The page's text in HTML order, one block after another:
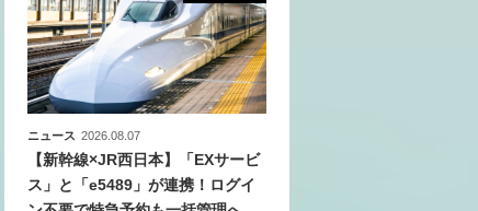
ニュース 2026.08.07
【新幹線×JR西日本】「EXサービ
ス」と「e5489」が連携！ログイ